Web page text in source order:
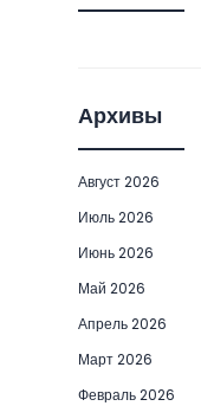
Архивы
Август 2026
Июль 2026
Июнь 2026
Май 2026
Апрель 2026
Март 2026
Февраль 2026